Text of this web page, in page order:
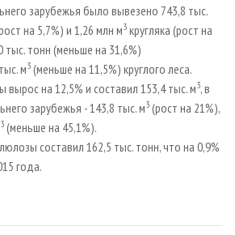
REVIEWзарубежья было вывезено 743,8 тыс.
на 5,7%) и 1,26 млн м3 кругляка (рост на
тыс. тонн (меньше на 31,6%)
м3 (меньше на 11,5%) круглого леса.
вырос на 12,5% и составил 153,4 тыс. м3, в
зарубежья - 143,8 тыс. м3 (рост на 21%),
3 (меньше на 45,1%).
составил 162,5 тыс. тонн, что на 0,9%
года.